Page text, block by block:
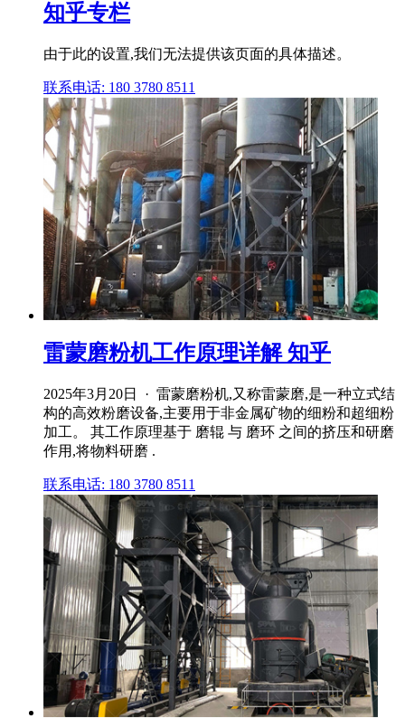
知乎专栏
由于此的设置,我们无法提供该页面的具体描述。
联系电话: 180 3780 8511
雷蒙磨粉机工作原理详解 知乎
2025年3月20日 · 雷蒙磨粉机,又称雷蒙磨,是一种立式结
构的高效粉磨设备,主要用于非金属矿物的细粉和超细粉
加工。 其工作原理基于 磨辊 与 磨环 之间的挤压和研磨
作用,将物料研磨 .
联系电话: 180 3780 8511